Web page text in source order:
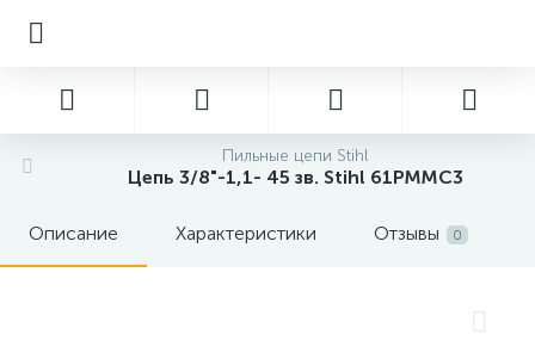
Пильные цепи Stihl
Цепь 3/8"-1,1- 45 зв. Stihl 61PMMC3
Описание Характеристики Отзывы 0